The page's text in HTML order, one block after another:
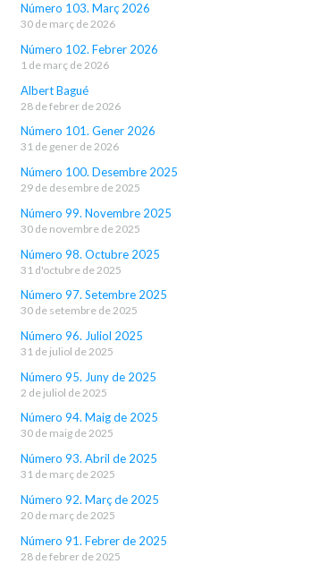
Número 103. Març 2026
30 de març de 2026
Número 102. Febrer 2026
1 de març de 2026
Albert Bagué
28 de febrer de 2026
Número 101. Gener 2026
31 de gener de 2026
Número 100. Desembre 2025
29 de desembre de 2025
Número 99. Novembre 2025
30 de novembre de 2025
Número 98. Octubre 2025
31 d'octubre de 2025
Número 97. Setembre 2025
30 de setembre de 2025
Número 96. Juliol 2025
31 de juliol de 2025
Número 95. Juny de 2025
2 de juliol de 2025
Número 94. Maig de 2025
30 de maig de 2025
Número 93. Abril de 2025
31 de març de 2025
Número 92. Març de 2025
20 de març de 2025
Número 91. Febrer de 2025
28 de febrer de 2025